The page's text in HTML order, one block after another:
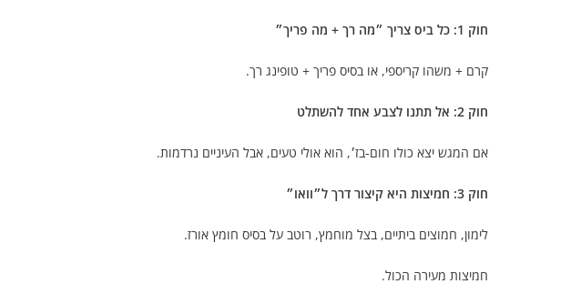
חוק 1: כל ביס צריך ״מה רך + מה פריך״
קרם + משהו קריספי, או בסיס פריך + טופינג רך.
חוק 2: אל תתנו לצבע אחד להשתלט
אם המגש יצא כולו חום-בז׳, הוא אולי טעים, אבל העיניים נרדמות.
חוק 3: חמיצות היא קיצור דרך ל״וואו״
לימון, חמוצים ביתיים, בצל מוחמץ, רוטב על בסיס חומץ אורז.
חמיצות מעירה הכול.